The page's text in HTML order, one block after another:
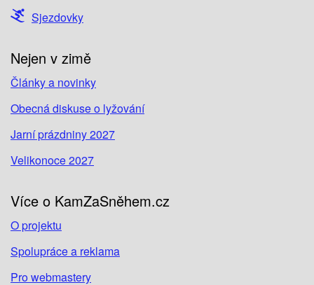
Sjezdovky
Nejen v zimě
Články a novinky
Obecná diskuse o lyžování
Jarní prázdniny 2027
Velikonoce 2027
Více o KamZaSněhem.cz
O projektu
Spolupráce a reklama
Pro webmastery